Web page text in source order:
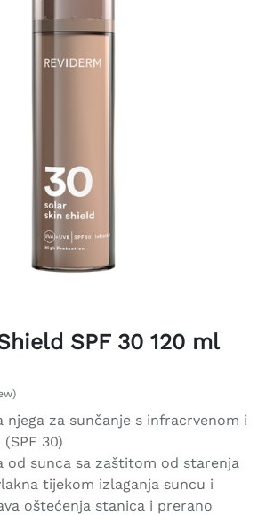
SPF 30 120 ml
njega za sunčanje s infracrvenom i
30)
od sunca sa zaštitom od starenja
tijekom izlaganja suncu i
oštećenja stanica i prerano